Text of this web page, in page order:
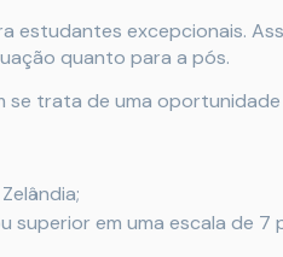
estudantes excepcionais.
quanto para a pós.
se trata de uma oportunidade
superior em uma escala de 7